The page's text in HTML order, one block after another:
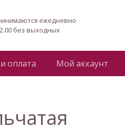
ежедневно
без выходных
оплата Мой аккаунт